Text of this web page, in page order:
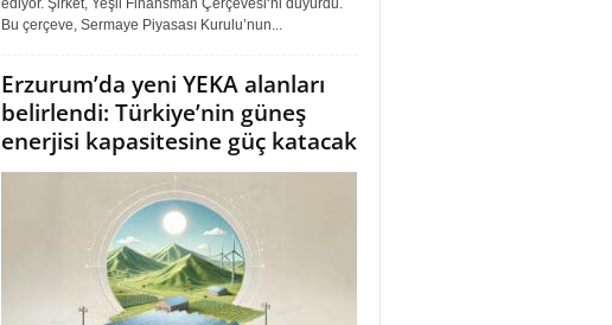
ediyor. Şirket, Yeşil Finansman Çerçevesi‘ni duyurdu.
Bu çerçeve, Sermaye Piyasası Kurulu’nun...
Erzurum’da yeni YEKA alanları
belirlendi: Türkiye’nin güneş
enerjisi kapasitesine güç katacak